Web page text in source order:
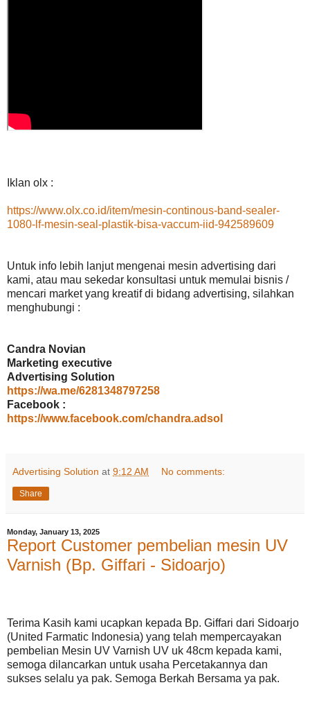
Iklan olx :
https://www.olx.co.id/item/mesin-continous-band-sealer-
1080-lf-mesin-seal-plastik-bisa-vaccum-iid-942589609
Untuk info lebih lanjut mengenai mesin advertising dari
kami, atau mau sekedar konsultasi untuk memulai bisnis /
mencari market yang kreatif di bidang advertising, silahkan
menghubungi :
Candra Novian
Marketing executive
Advertising Solution
https://wa.me/6281348797258
Facebook :
https://www.facebook.com/chandra.adsol
Advertising Solution at 9:12 AM No comments:
Share
Monday, January 13, 2025
Report Customer pembelian mesin UV
Varnish (Bp. Giffari - Sidoarjo)
Terima Kasih kami ucapkan kepada Bp. Giffari dari Sidoarjo
(United Farmatic Indonesia) yang telah mempercayakan
pembelian Mesin UV Varnish UV uk 48cm kepada kami,
semoga dilancarkan untuk usaha Percetakannya dan
sukses selalu ya pak. Semoga Berkah Bersama ya pak.